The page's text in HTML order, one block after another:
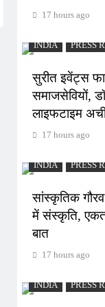
17 hours ago
INDIA PRESS
सुरीत इवेंट्स
समाजसेवियों,
लाइफटाइम
17 hours ago
INDIA PRESS
सांस्कृतिक
में संस्कृति,
बात
17 hours ago
INDIA PRESS